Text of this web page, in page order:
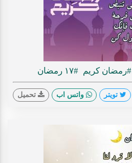
#رمضان كريم #١٧ رمضان
تويتر واتس اب تحميل